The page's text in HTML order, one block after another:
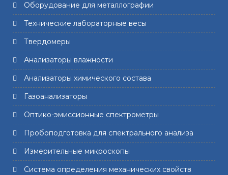
Оборудование для металлографии
Технические лабораторные весы
Твердомеры
Анализаторы влажности
Анализаторы химического состава
Газоанализаторы
Оптико-эмиссионные спектрометры
Пробоподготовка для спектрального анализа
Измерительные микроскопы
Система определения механических свойств